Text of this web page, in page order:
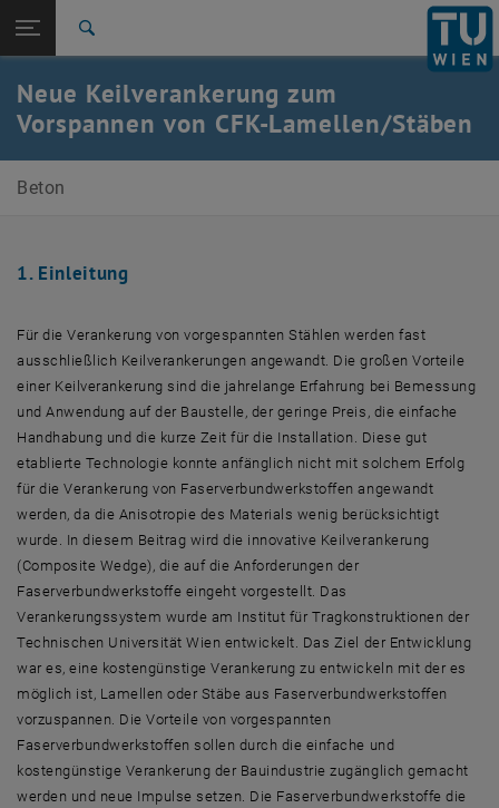
TU Login
Zur 1. Menü Ebene
E212-02-Forschungsbereich Stahlbeton- und Massivbau
Zurück: Subseiten von Archiv auflisten
Archiv
Lamellen/Stäben
Neue Keilverankerung zum
Vorspannen von CFK-Lamellen/Stäben
Beton
1. Einleitung
Für die Verankerung von vorgespannten Stählen werden fast
ausschließlich Keilverankerungen angewandt. Die großen Vorteile
einer Keilverankerung sind die jahrelange Erfahrung bei Bemessung
und Anwendung auf der Baustelle, der geringe Preis, die einfache
Handhabung und die kurze Zeit für die Installation. Diese gut
etablierte Technologie konnte anfänglich nicht mit solchem Erfolg
für die Verankerung von Faserverbundwerkstoffen angewandt
werden, da die Anisotropie des Materials wenig berücksichtigt
wurde. In diesem Beitrag wird die innovative Keilverankerung
(Composite Wedge), die auf die Anforderungen der
Faserverbundwerkstoffe eingeht vorgestellt. Das
Verankerungssystem wurde am Institut für Tragkonstruktionen der
Technischen Universität Wien entwickelt. Das Ziel der Entwicklung
war es, eine kostengünstige Verankerung zu entwickeln mit der es
möglich ist, Lamellen oder Stäbe aus Faserverbundwerkstoffen
vorzuspannen. Die Vorteile von vorgespannten
Faserverbundwerkstoffen sollen durch die einfache und
kostengünstige Verankerung der Bauindustrie zugänglich gemacht
werden und neue Impulse setzen. Die Faserverbundwerkstoffe die